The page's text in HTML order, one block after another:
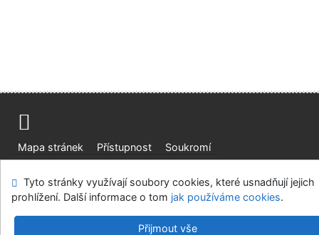
Mapa stránek Přístupnost
Soukromí
Ústavní soud, IČO: 48513687, se sídlem Joštova 625/8,
660 83 Brno
Tyto stránky využívají soubory cookies, které usnadňují jejich
prohlížení. Další informace o tom jak používáme cookies.
Přijmout vše